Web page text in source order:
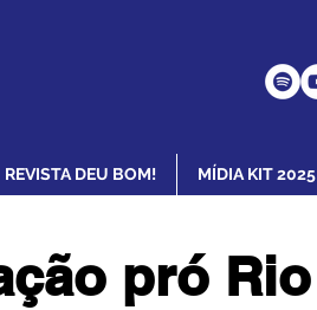
REVISTA DEU BOM! MÍDIA KIT 2025
pró Rio